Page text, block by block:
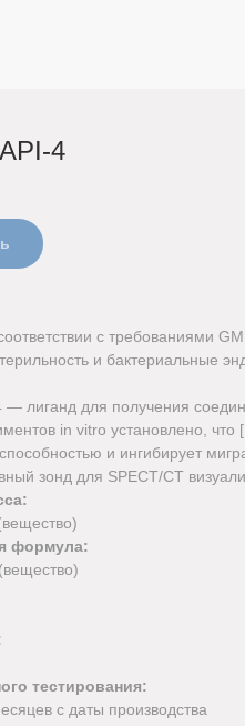
4
с требованиями
и бактериальные
— лиганд для получения
in vitro установлено, что
и ингибирует
зонд для SPECT/CT
формула:
тестирования:
с даты производства